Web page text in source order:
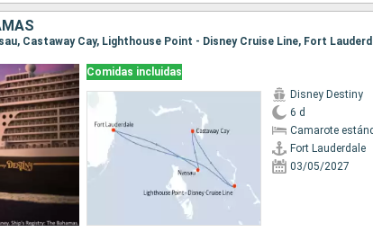
Castaway Cay, Lighthouse Point - Disney Cruise Line, Fort
Comidas incluidas
Disney Destiny
6 d
Camarote
Fort Lauderdale
03/05/2027